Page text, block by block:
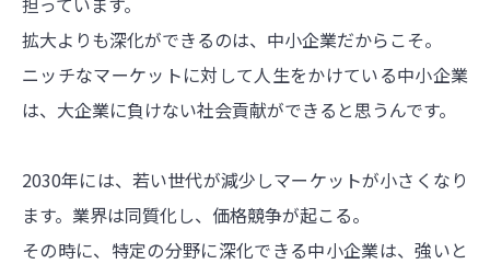
拡大よりも深化ができるのは、中小企業だからこそ。
ニッチなマーケットに対して人生をかけている中小企業
は、大企業に負けない社会貢献ができると思うんです。
2030年には、若い世代が減少しマーケットが小さくなり
ます。業界は同質化し、価格競争が起こる。
その時に、特定の分野に深化できる中小企業は、強いと